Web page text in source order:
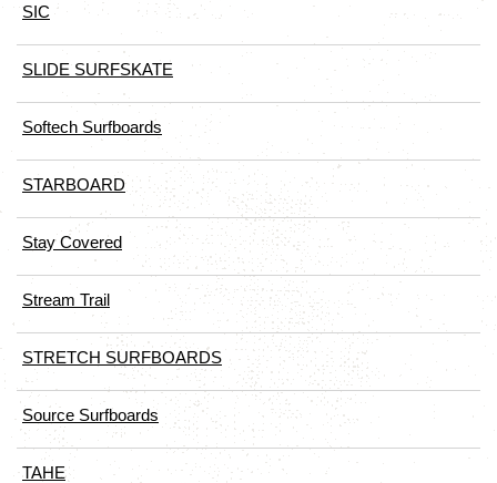
SIC
SLIDE SURFSKATE
Softech Surfboards
STARBOARD
Stay Covered
Stream Trail
STRETCH SURFBOARDS
Source Surfboards
TAHE